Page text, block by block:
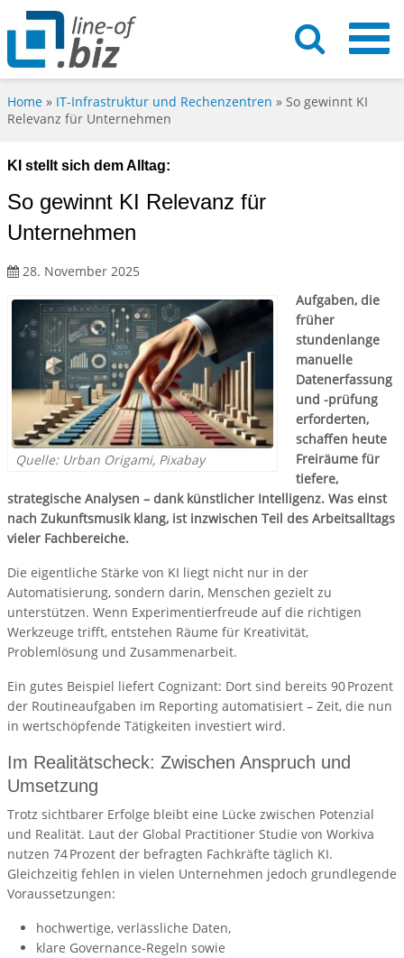
Home » IT-Infrastruktur und Rechenzentren » So gewinnt KI
Relevanz für Unternehmen
KI stellt sich dem Alltag:
So gewinnt KI Relevanz für
Unternehmen
28. November 2025
Quelle: Urban Origami, Pixabay
Aufgaben, die
früher
stundenlange
manuelle
Datenerfassung
und -prüfung
erforderten,
schaffen heute
Freiräume für
tiefere,
strategische Analysen – dank künstlicher Intelligenz. Was einst
nach Zukunftsmusik klang, ist inzwischen Teil des Arbeitsalltags
vieler Fachbereiche.
Die eigentliche Stärke von KI liegt nicht nur in der
Automatisierung, sondern darin, Menschen gezielt zu
unterstützen. Wenn Experimentierfreude auf die richtigen
Werkzeuge trifft, entstehen Räume für Kreativität,
Problemlösung und Zusammenarbeit.
Ein gutes Beispiel liefert Cognizant: Dort sind bereits 90 Prozent
der Routineaufgaben im Reporting automatisiert – Zeit, die nun
in wertschöpfende Tätigkeiten investiert wird.
Im Realitätscheck: Zwischen Anspruch und
Umsetzung
Trotz sichtbarer Erfolge bleibt eine Lücke zwischen Potenzial
und Realität. Laut der Global Practitioner Studie von Workiva
nutzen 74 Prozent der befragten Fachkräfte täglich KI.
Gleichzeitig fehlen in vielen Unternehmen jedoch grundlegende
Voraussetzungen:
hochwertige, verlässliche Daten,
klare Governance-Regeln sowie